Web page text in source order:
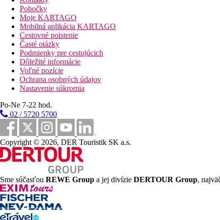
Vzdialenosti
10 km
Vzdialenosť od najbližšieho letiska
Pláž
Plážová dovolenka
bazény
Ležadlá a slnečníky pri bazéne zadarmo
Fotogaléria
Pobočky
Moje KARTAGO
Mobilná aplikácia KARTAGO
Cestovné poistenie
Časté otázky
Podmienky pre cestujúcich
Dôležité informácie
Voľné pozície
Ochrana osobných údajov
Nastavenie súkromia
Po-Ne 7-22 hod.
02 / 5720 5700
Copyright © 2026, DER Touristik SK a.s.
Sme súčasťou REWE Group a jej divízie DERTOUR Group,